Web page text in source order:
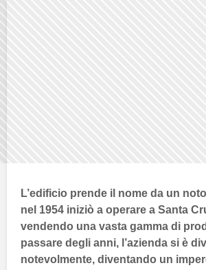
L’edificio prende il nome da un
nel 1954 iniziò a operare a Santa
vendendo una vasta gamma di
passare degli anni, l’azienda si è
notevolmente, diventando un